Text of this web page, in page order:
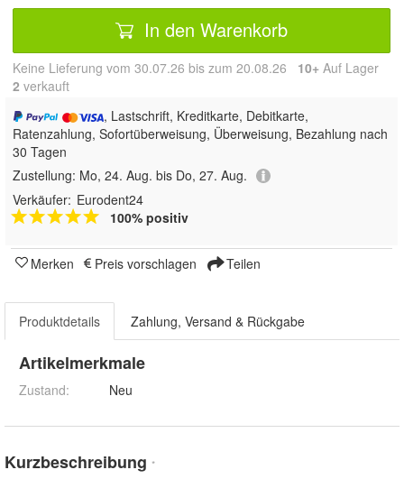
In den Warenkorb
Keine Lieferung vom 30.07.26 bis zum 20.08.26 10+ Auf Lager
2 verkauft
, Lastschrift, Kreditkarte, Debitkarte,
Ratenzahlung, Sofortüberweisung, Überweisung, Bezahlung nach
30 Tagen
Zustellung: Mo, 24. Aug. bis Do, 27. Aug.
Verkäufer: Eurodent24
100% positiv
Merken Preis vorschlagen Teilen
Produktdetails Zahlung, Versand & Rückgabe
Artikelmerkmale
Zustand: Neu
Kurzbeschreibung *